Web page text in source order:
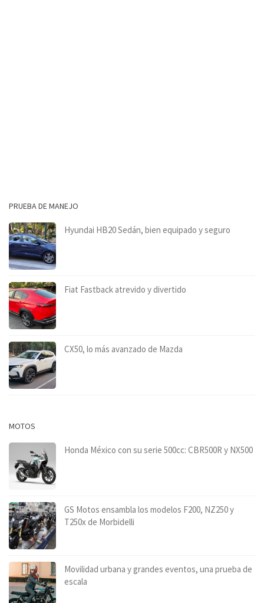
PRUEBA DE MANEJO
Hyundai HB20 Sedán, bien equipado y seguro
Fiat Fastback atrevido y divertido
CX50, lo más avanzado de Mazda
MOTOS
Honda México con su serie 500cc: CBR500R y NX500
GS Motos ensambla los modelos F200, NZ250 y
T250x de Morbidelli
Movilidad urbana y grandes eventos, una prueba de
escala